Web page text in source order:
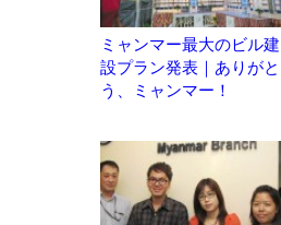
ミャンマー最大のビル建
設プラン発表｜ありがと
う、ミャンマー！